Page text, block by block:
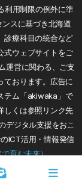
利用制限の例外に準
スに基づき北海道
診療科目の統合など
式ウェブサイトをご
運営に関わる、ご支
ております。広告に
テム「akiwaka」で
しくは参照リンク先
デジタル支援をおこ
ICT活用・情報発信
育む未来）